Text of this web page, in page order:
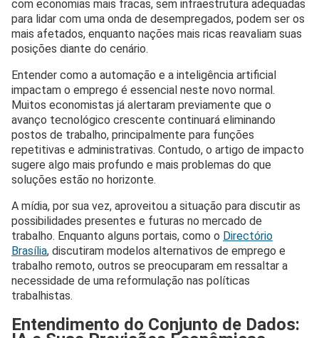
com economias mais fracas, sem infraestrutura adequadas
para lidar com uma onda de desempregados, podem ser os
mais afetados, enquanto nações mais ricas reavaliam suas
posições diante do cenário.
Entender como a automação e a inteligência artificial
impactam o emprego é essencial neste novo normal.
Muitos economistas já alertaram previamente que o
avanço tecnológico crescente continuará eliminando
postos de trabalho, principalmente para funções
repetitivas e administrativas. Contudo, o artigo de impacto
sugere algo mais profundo e mais problemas do que
soluções estão no horizonte.
A mídia, por sua vez, aproveitou a situação para discutir as
possibilidades presentes e futuras no mercado de
trabalho. Enquanto alguns portais, como o Directório
Brasília, discutiram modelos alternativos de emprego e
trabalho remoto, outros se preocuparam em ressaltar a
necessidade de uma reformulação nas políticas
trabalhistas.
Entendimento do Conjunto de Dados: